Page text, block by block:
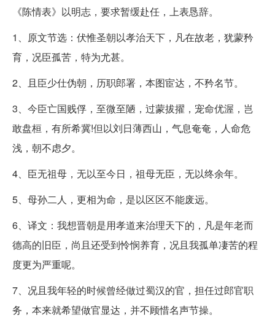
《陈情表》以明志，要求暂缓赴任，上表恳辞。
1、原文节选：伏惟圣朝以孝治天下，凡在故老，犹蒙矜
育，况臣孤苦，特为尤甚。
2、且臣少仕伪朝，历职郎署，本图宦达，不矜名节。
3、今臣亡国贱俘，至微至陋，过蒙拔擢，宠命优渥，岂
敢盘桓，有所希冀!但以刘日薄西山，气息奄奄，人命危
浅，朝不虑夕。
4、臣无祖母，无以至今日，祖母无臣，无以终余年。
5、母孙二人，更相为命，是以区区不能废远。
6、译文：我想晋朝是用孝道来治理天下的，凡是年老而
德高的旧臣，尚且还受到怜悯养育，况且我孤单凄苦的程
度更为严重呢。
7、况且我年轻的时候曾经做过蜀汉的官，担任过郎官职
务，本来就希望做官显达，并不顾惜名声节操。